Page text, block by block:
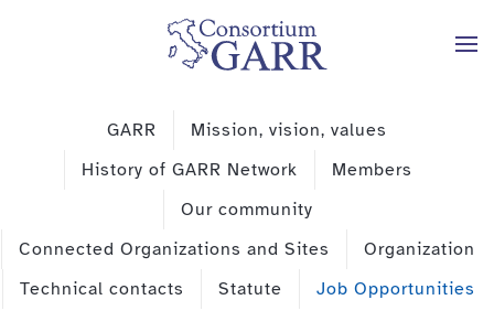
Skip to main content
GARR
Mission, vision, values
History of GARR Network
Members
Our community
Connected Organizations and Sites
Organization
Technical contacts
Statute Job Opportunities